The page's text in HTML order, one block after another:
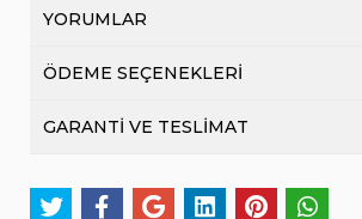
YORUMLAR
ÖDEME SEÇENEKLERİ
GARANTİ VE TESLİMAT